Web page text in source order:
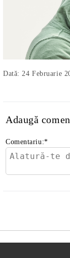
Dată: 24 Februarie
Adaugă
Comentariu:*